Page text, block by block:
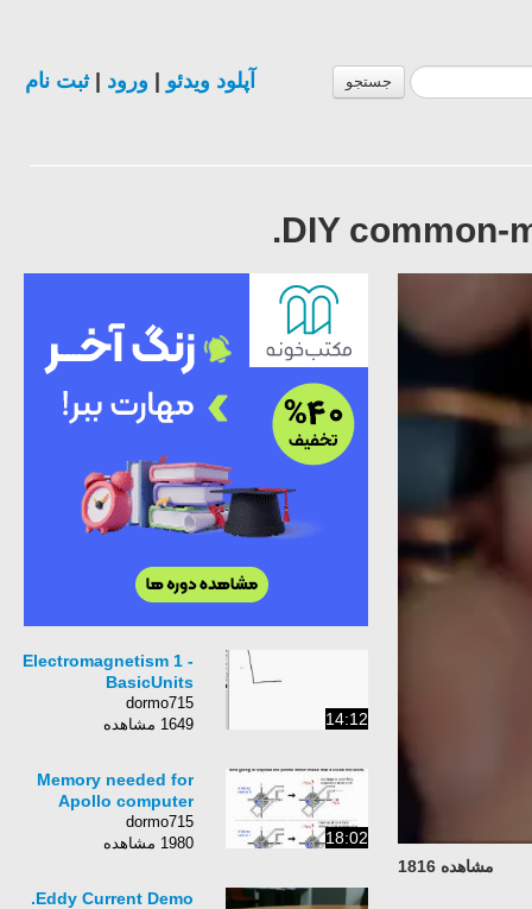
جستجو آپلود ویدئو ورود |ثبت نام
DIY common-
مشاهده 1816
14:12
Electromagnetism 1 -
BasicUnits
dormo715
1649 مشاهده
18:02
Memory needed for
Apollo computer
dormo715
1980 مشاهده
Eddy Current Demo.